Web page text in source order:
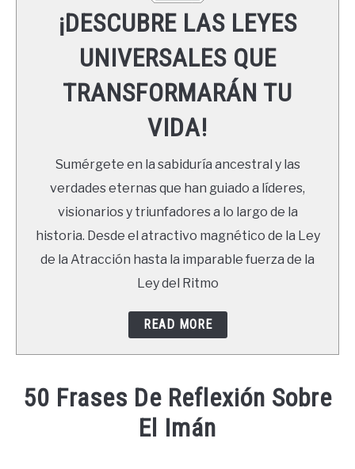
LEYES UNIVERSALES
RECURSOS
NEWSLETTER
¡DESCUBRE LAS LEYES
UNIVERSALES QUE
TRANSFORMARÁN TU
VIDA!
Sumérgete en la sabiduría ancestral y las
verdades eternas que han guiado a líderes,
visionarios y triunfadores a lo largo de la
historia. Desde el atractivo magnético de la Ley
de la Atracción hasta la imparable fuerza de la
Ley del Ritmo
READ MORE
50 Frases De Reflexión Sobre
El Imán